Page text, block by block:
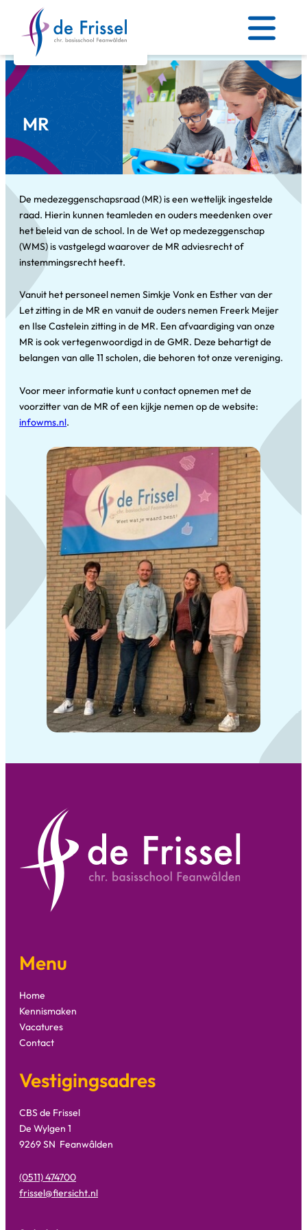
content
MR
De medezeggenschapsraad (MR) is een wettelijk ingestelde
raad. Hierin kunnen teamleden en ouders meedenken over
het beleid van de school. In de Wet op medezeggenschap
(WMS) is vastgelegd waarover de MR adviesrecht of
instemmingsrecht heeft.
Vanuit het personeel nemen Simkje Vonk en Esther van der
Let zitting in de MR en vanuit de ouders nemen Freerk Meijer
en Ilse Castelein zitting in de MR. Een afvaardiging van onze
MR is ook vertegenwoordigd in de GMR. Deze behartigt de
belangen van alle 11 scholen, die behoren tot onze vereniging.
Voor meer informatie kunt u contact opnemen met de
voorzitter van de MR of een kijkje nemen op de website:
infowms.nl.
Menu
Home
Kennismaken
Vacatures
Contact
Vestigingsadres
CBS de Frissel
De Wylgen 1
9269 SN Feanwâlden
(0511) 474700
frissel@fiersicht.nl